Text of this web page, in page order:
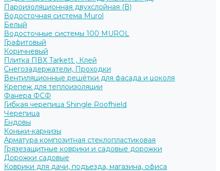
Пароизоляционная двухслойная (В)
Водосточная система Murol
Белый
Водосточные системы 100 MUROL
Графитовый
Коричневый
Плитка ПВХ Tarkett , Клей
Снегозадержатели, Проходки
Вентиляционные решётки для фасада и цоколя
Крепеж для теплоизоляции
Фанера ФСФ
Гибкая черепица Shingle Roofhield
Черепица
Ендовы
Коньки-карнизы
Арматура композитная стеклопластиковая
Грязезащитные коврики и садовые дорожки
Дорожки садовые
Коврики для дачи, подъезда, магазина, офиса